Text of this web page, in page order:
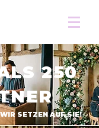
250
SETZEN AUF SIE!